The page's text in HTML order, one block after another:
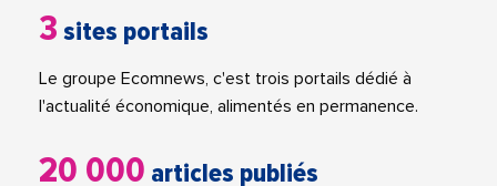
3 sites portails
Le groupe Ecomnews, c'est trois portails dédié à
l'actualité économique, alimentés en permanence.
20 000 articles publiés